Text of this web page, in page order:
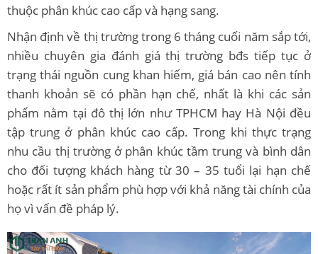
thuộc phân khúc cao cấp và hạng sang.
Nhận định về thị trường trong 6 tháng cuối năm sắp tới,
nhiều chuyên gia đánh giá thị trường bđs tiếp tục ở
trạng thái nguồn cung khan hiếm, giá bán cao nên tính
thanh khoản sẽ có phần hạn chế, nhất là khi các sản
phẩm nằm tại đô thị lớn như TPHCM hay Hà Nội đều
tập trung ở phân khúc cao cấp. Trong khi thực trạng
nhu cầu thị trường ở phân khúc tầm trung và bình dân
cho đối tượng khách hàng từ 30 – 35 tuổi lại hạn chế
hoặc rất ít sản phẩm phù hợp với khả năng tài chính của
họ vì vấn đề pháp lý.